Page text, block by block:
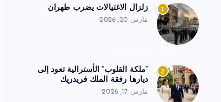
1 زلزال الاغتيالات يضرب طهران
مارس 20, 2026
2
“ملكة القلوب” الأسترالية تعود إلى
ديارها رفقة الملك فريدريك
مارس 17, 2026